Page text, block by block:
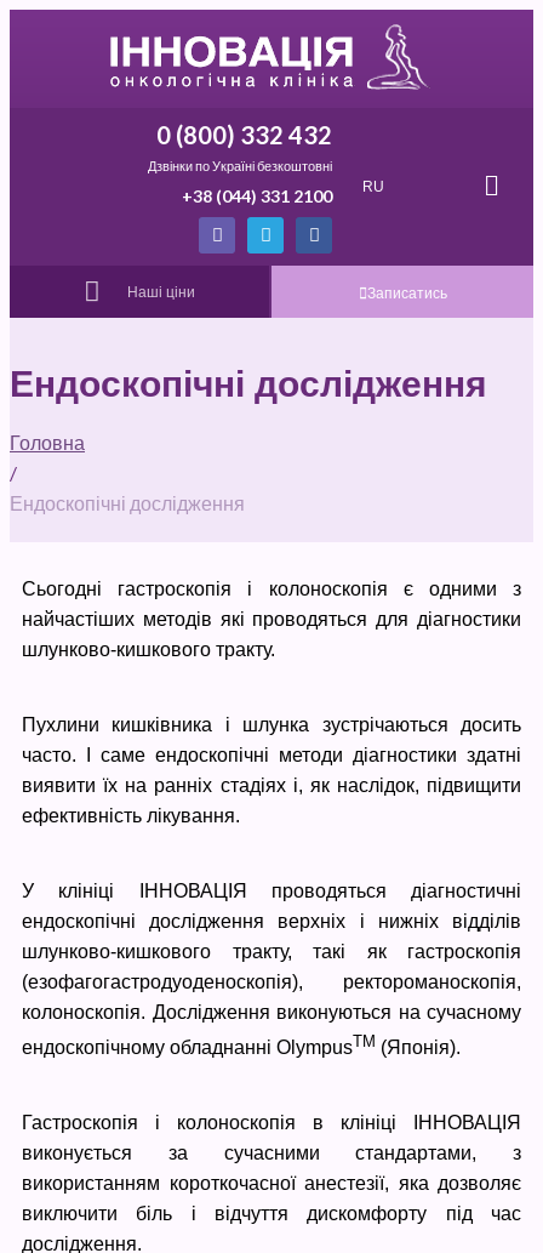
0 (800) 332 432
Дзвінки по Україні безкоштовні
+38 (044) 331 2100 RU
Наші ціни Записатись
Ендоскопічні дослідження
Головна
/
Ендоскопічні дослідження
Сьогодні гастроскопія і колоноскопія є одними з
найчастіших методів які проводяться для діагностики
шлунково-кишкового тракту.
Пухлини кишківника і шлунка зустрічаються досить
часто. І саме ендоскопічні методи діагностики здатні
виявити їх на ранніх стадіях і, як наслідок, підвищити
ефективність лікування.
У клініці ІННОВАЦІЯ проводяться діагностичні
ендоскопічні дослідження верхніх і нижніх відділів
шлунково-кишкового тракту, такі як гастроскопія
(езофагогастродуоденоскопія), ректороманоскопія,
колоноскопія. Дослідження виконуються на сучасному
ендоскопічному обладнанні OlympusTM (Японія).
Гастроскопія і колоноскопія в клініці ІННОВАЦІЯ
виконується за сучасними стандартами, з
використанням короткочасної анестезії, яка дозволяє
виключити біль і відчуття дискомфорту під час
дослідження.